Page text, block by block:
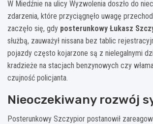
W Miedźnie na ulicy Wyzwolenia doszło do
zdarzenia, które przyciągnęło uwagę
zaczęło się, gdy posterunkowy Łukasz
służbą, zauważył nissana bez tablic
pojazdy często kojarzone są z nielegalnymi
kradzieże na stacjach benzynowych czy
czujność policjanta.
Nieoczekiwany rozwój
Posterunkowy Szczypior postanowił